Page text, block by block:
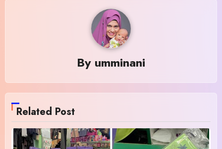
By umminani
Related Post